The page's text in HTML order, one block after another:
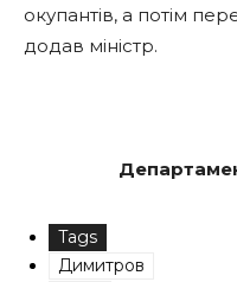
окупантів, а потім
додав міністр.
Tags
Димитров